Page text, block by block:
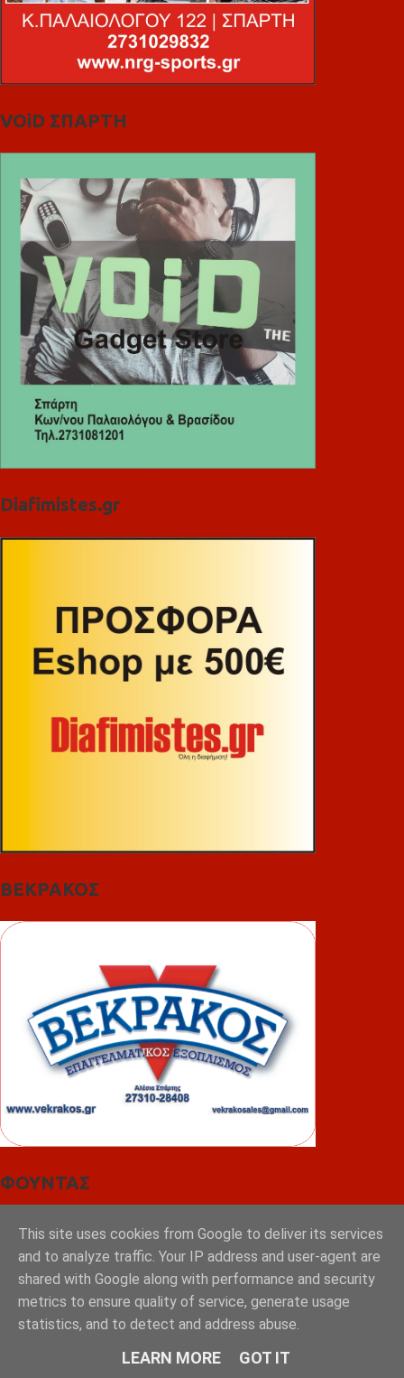
VOiD ΣΠΑΡΤΗ
Diafimistes.gr
ΒΕΚΡΑΚΟΣ
ΦΟΥΝΤΑΣ
This site uses cookies from Google to deliver its services
and to analyze traffic. Your IP address and user-agent are
shared with Google along with performance and security
metrics to ensure quality of service, generate usage
statistics, and to detect and address abuse.
LEARN MORE GOT IT